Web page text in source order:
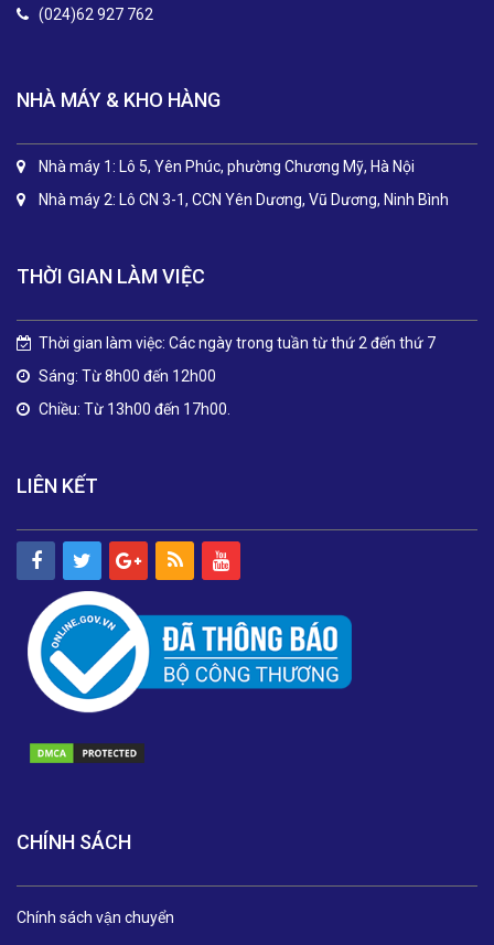
(024)62 927 762
NHÀ MÁY & KHO HÀNG
Nhà máy 1: Lô 5, Yên Phúc, phường Chương Mỹ, Hà Nội
Nhà máy 2: Lô CN 3-1, CCN Yên Dương, Vũ Dương, Ninh Bình
THỜI GIAN LÀM VIỆC
Thời gian làm việc: Các ngày trong tuần từ thứ 2 đến thứ 7
Sáng: Từ 8h00 đến 12h00
Chiều: Từ 13h00 đến 17h00.
LIÊN KẾT
CHÍNH SÁCH
Chính sách vận chuyển